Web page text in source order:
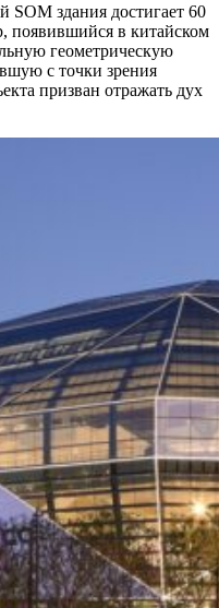
SOM здания достигает 60
появившийся в китайском
геометрическую
с точки зрения
призван отражать дух